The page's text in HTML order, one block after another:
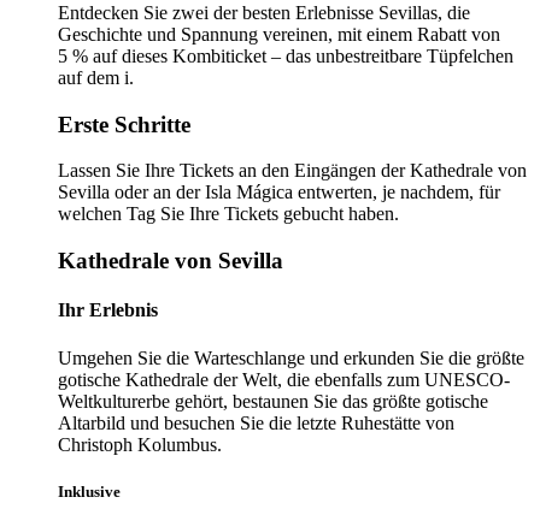
Entdecken Sie zwei der besten Erlebnisse Sevillas, die
Geschichte und Spannung vereinen, mit einem Rabatt von
5 % auf dieses Kombiticket – das unbestreitbare Tüpfelchen
auf dem i.
Erste Schritte
Lassen Sie Ihre Tickets an den Eingängen der Kathedrale von
Sevilla oder an der Isla Mágica entwerten, je nachdem, für
welchen Tag Sie Ihre Tickets gebucht haben.
Kathedrale von Sevilla
Ihr Erlebnis
Umgehen Sie die Warteschlange und erkunden Sie die größte
gotische Kathedrale der Welt, die ebenfalls zum UNESCO-
Weltkulturerbe gehört, bestaunen Sie das größte gotische
Altarbild und besuchen Sie die letzte Ruhestätte von
Christoph Kolumbus.
Inklusive